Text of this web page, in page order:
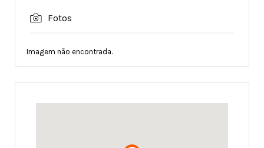
Fotos
Imagem não encontrada.